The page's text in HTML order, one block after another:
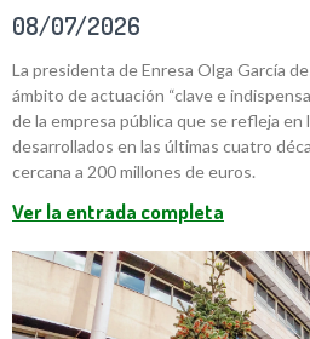
08/07/2026
La presidenta de Enresa Olga García
ámbito de actuación “clave e
de la empresa pública que se refleja
desarrollados en las últimas cuatro
cercana a 200 millones de euros.
Ver la entrada completa